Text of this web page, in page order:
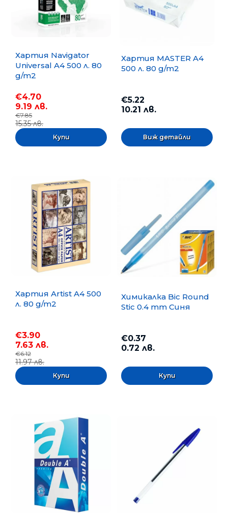
Хартия Navigator
Universal A4 500 л. 80
g/m2
€4.70
9.19 лв.
€7.85
15.35 лв.
Хартия MASTER A4
500 л. 80 g/m2
€5.22
10.21 лв.
Виж детайли
Хартия Artist A4 500
л. 80 g/m2
€3.90
7.63 лв.
€6.12
11.97 лв.
Химикалка Bic Round
Stic 0.4 mm Синя
€0.37
0.72 лв.